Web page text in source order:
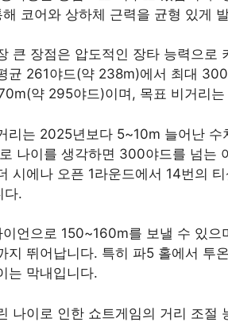
코어와 상하체 근력을 균형 있게
큰 장점은 압도적인 장타 능력으로
균 261야드(약 238m)에서 최대
약 295야드)이며, 목표 비거리
리는 2025년보다 5~10m 늘어난
나이를 생각하면 300야드를 넘는
시에나 오픈 1라운드에서 14번의
다.
언으로 150~160m를 보낼 수 있
지 뛰어납니다. 특히 파5 홀에서 투
는 막내입니다.
나이로 인한 쇼트게임의 거리 조절